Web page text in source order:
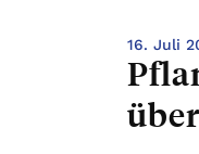
16. Juli